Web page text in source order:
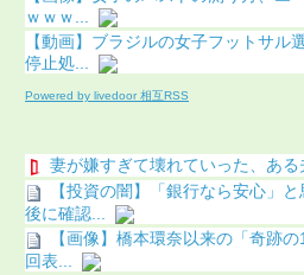
ｗｗｗ...
【動画】ブラジルの女子フットサル
停止処...
Powered by livedoor 相互RSS
妻が嫌すぎて壊れていった、ある
【投資の闇】「銀行なら安心」
後に確認...
【画像】橋本環奈以来の「奇跡
回表...